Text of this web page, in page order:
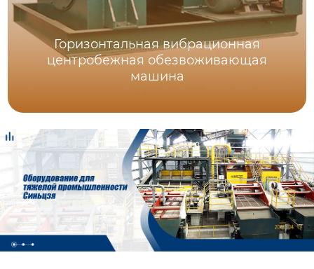
Горизонтальная вибрационная
центробежная обезвоживающая
машина